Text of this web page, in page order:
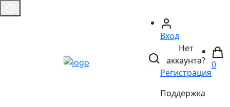
Вход
Нет
аккаунта?
Регистрация
Поддержка
0